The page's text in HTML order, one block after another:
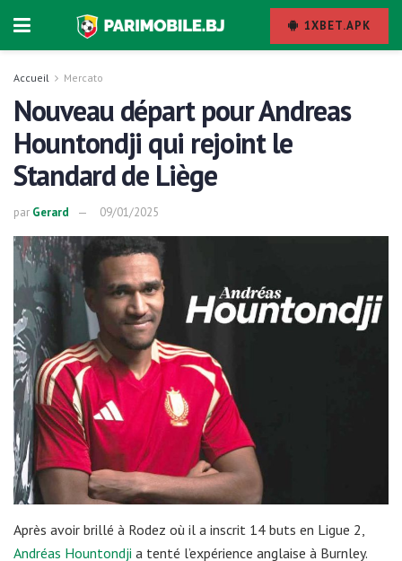
1XBET.APK
Accueil Mercato
Nouveau départ pour Andreas
Hountondji qui rejoint le
Standard de Liège
par Gerard 09/01/2025
Après avoir brillé à Rodez où il a inscrit 14 buts en Ligue 2,
Andréas Hountondji a tenté l’expérience anglaise à Burnley.